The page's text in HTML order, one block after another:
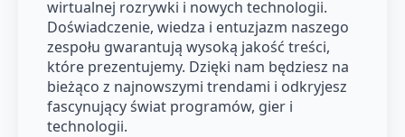
wirtualnej rozrywki i nowych technologii.
Doświadczenie, wiedza i entuzjazm naszego
zespołu gwarantują wysoką jakość treści,
które prezentujemy. Dzięki nam będziesz na
bieżąco z najnowszymi trendami i odkryjesz
fascynujący świat programów, gier i
technologii.